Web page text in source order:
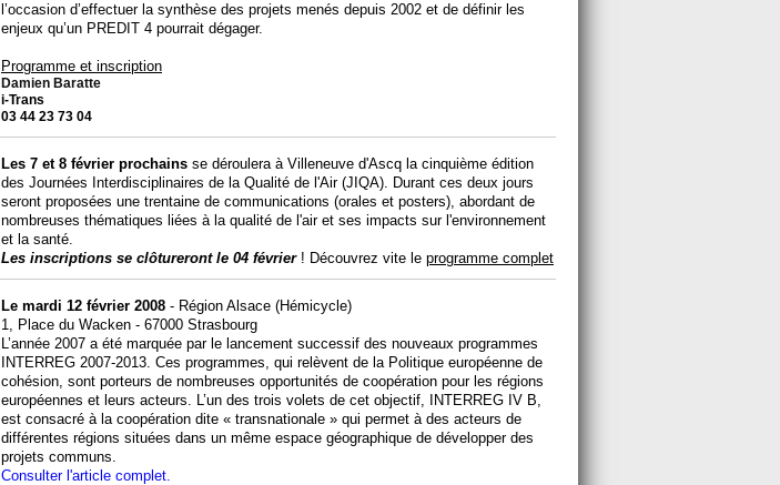
l’occasion d’effectuer la synthèse des projets menés depuis 2002 et de définir les
enjeux qu’un PREDIT 4 pourrait dégager.
Programme et inscription
Damien Baratte
i-Trans
03 44 23 73 04
Les 7 et 8 février prochains se déroulera à Villeneuve d'Ascq la cinquième édition
des Journées Interdisciplinaires de la Qualité de l'Air (JIQA). Durant ces deux jours
seront proposées une trentaine de communications (orales et posters), abordant de
nombreuses thématiques liées à la qualité de l'air et ses impacts sur l'environnement
et la santé.
Les inscriptions se clôtureront le 04 février! Découvrez vite le programme complet
Le mardi 12 février 2008 - Région Alsace (Hémicycle)
1, Place du Wacken - 67000 Strasbourg
L’année 2007 a été marquée par le lancement successif des nouveaux programmes
INTERREG 2007-2013. Ces programmes, qui relèvent de la Politique européenne de
cohésion, sont porteurs de nombreuses opportunités de coopération pour les régions
européennes et leurs acteurs. L’un des trois volets de cet objectif, INTERREG IV B,
est consacré à la coopération dite « transnationale » qui permet à des acteurs de
différentes régions situées dans un même espace géographique de développer des
projets communs.
Consulter l'article complet.